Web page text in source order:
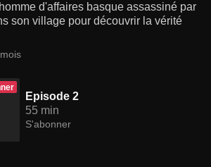
d'affaires basque assassiné par
son village pour découvrir la vérité
Episode 2
55 min
S'abonner